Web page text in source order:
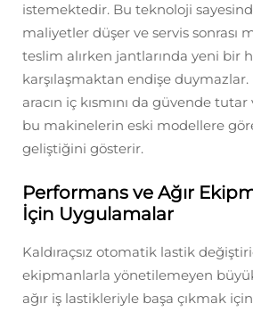
istemektedir. Bu teknoloji
maliyetler düşer ve servis sonrası
teslim alırken jantlarında yeni bir
karşılaşmaktan endişe
aracın iç kısmını da güvende
bu makinelerin eski modellere
geliştiğini gösterir.
Performans ve Ağır
İçin Uygulamalar
Kaldıraçsız otomatik lastik
ekipmanlarla yönetilemeyen
ağır iş lastikleriyle başa çıkmak